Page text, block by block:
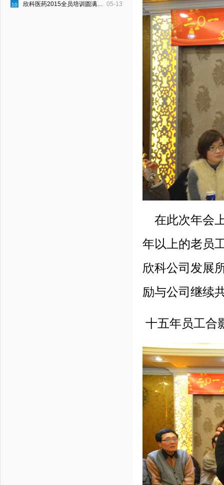
05-13
10 欣科医药2015全员培训圆满结束
在此次年会
年以上的老员
欣科公司发展
励与公司继续
十五年员工合